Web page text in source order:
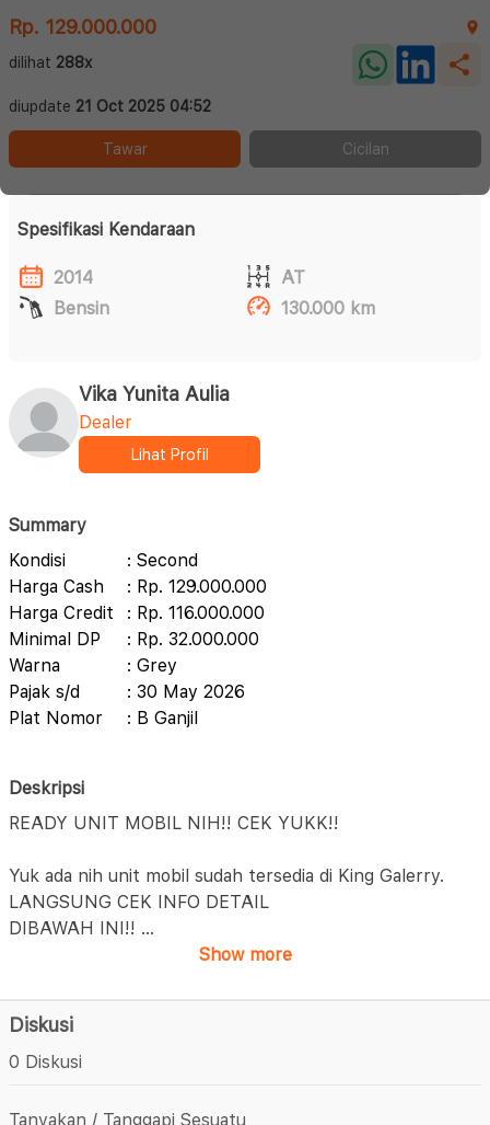
Rp. 129.000.000
dilihat 288x
diupdate 21 Oct 2025 04:52
Tawar Cicilan
Spesifikasi Kendaraan
2014
AT
Bensin
130.000 km
Vika Yunita Aulia
Dealer
Lihat Profil
Summary
Kondisi
: Second
Harga Cash
: Rp. 129.000.000
Harga Credit
: Rp. 116.000.000
Minimal DP
: Rp. 32.000.000
Warna
: Grey
Pajak s/d
: 30 May 2026
Plat Nomor
: B Ganjil
Deskripsi
READY UNIT MOBIL NIH!! CEK YUKK!!
Yuk ada nih unit mobil sudah tersedia di King Galerry.
LANGSUNG CEK INFO DETAIL
DIBAWAH INI!! ...
Show more
Diskusi
0 Diskusi
Tanyakan / Tanggapi Sesuatu